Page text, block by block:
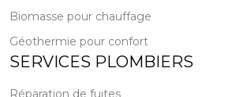
Biomasse pour chauffage
Géothermie pour confort
SERVICES PLOMBIERS
Réparation de fuites